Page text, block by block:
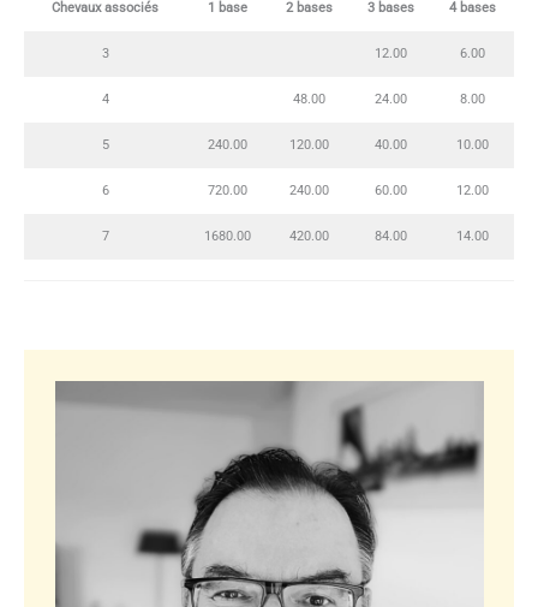
Chevaux associés 1 base 2 bases 3 bases 4 bases
3 12.00 6.00
4 48.00 24.00 8.00
5 240.00 120.00 40.00 10.00
6 720.00 240.00 60.00 12.00
7 1680.00 420.00 84.00 14.00